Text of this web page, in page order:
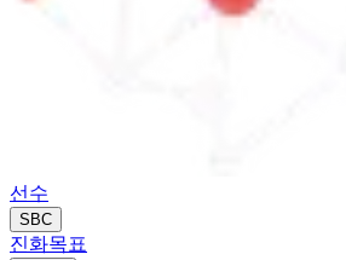
선수
SBC
진화목표